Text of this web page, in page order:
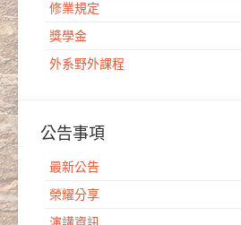
修業規定
獎學金
外系野外課程
公告事項
最新公告
榮耀分享